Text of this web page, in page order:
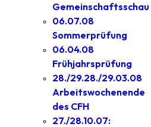
Gemeinschaftsschau
06.07.08
Sommerprüfung
06.04.08
Frühjahrsprüfung
28./29.28./29.03.08
Arbeitswochenende
des CFH
27./28.10.07: